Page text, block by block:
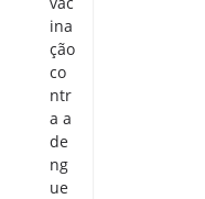
ina
ção
co
ntr
a a
de
ng
ue